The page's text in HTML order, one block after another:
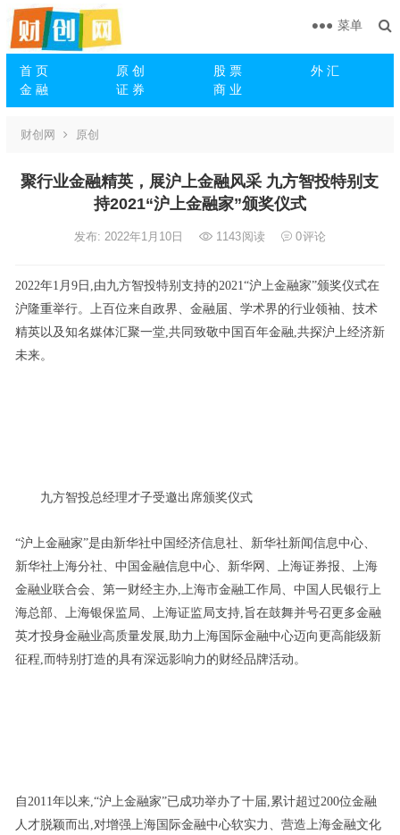
首 页 原 创 股 票
外 汇
金 融
证 券 商 业
菜单
财创网 原创
聚行业金融精英，展沪上金融风采 九方智投特别支
持2021“沪上金融家”颁奖仪式
发布: 2022年1月10日 1143阅读 0评论
2022年1月9日,由九方智投特别支持的2021“沪上金融家”颁奖仪式在
沪隆重举行。上百位来自政界、金融届、学术界的行业领袖、技术
精英以及知名媒体汇聚一堂,共同致敬中国百年金融,共探沪上经济新
未来。
九方智投总经理才子受邀出席颁奖仪式
“沪上金融家”是由新华社中国经济信息社、新华社新闻信息中心、
新华社上海分社、中国金融信息中心、新华网、上海证券报、上海
金融业联合会、第一财经主办,上海市金融工作局、中国人民银行上
海总部、上海银保监局、上海证监局支持,旨在鼓舞并号召更多金融
英才投身金融业高质量发展,助力上海国际金融中心迈向更高能级新
征程,而特别打造的具有深远影响力的财经品牌活动。
自2011年以来,“沪上金融家”已成功举办了十届,累计超过200位金融
人才脱颖而出,对增强上海国际金融中心软实力、营造上海金融文化